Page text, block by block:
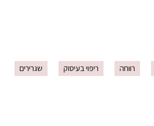
רווחה ריפוי בעיסוק שגרירים